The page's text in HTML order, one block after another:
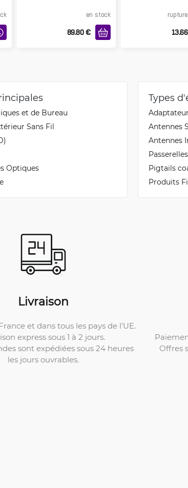
en stock
89.80 € 13.66
et de Bureau
Sans Fil
Optiques
Types
Antennes
Antennes
Pigtails
Produits
Livraison
et dans tous les pays de l'UE.
express sous 1 à 2 jours.
sont expédiées sous 24 heures
les jours ouvrables.
Offres